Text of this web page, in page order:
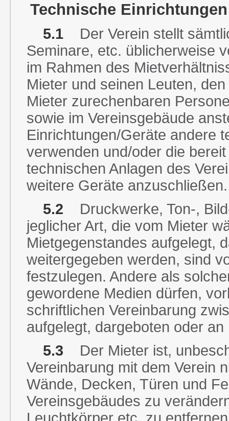
Technische
5.1
Der Verein stellt
Seminare, etc. üblicherweise
im Rahmen des
Mieter und seinen Leuten,
Mieter zurechenbaren
sowie im Vereinsgebäude
Einrichtungen/Geräte andere
verwenden und/oder die
technischen Anlagen des
weitere Geräte anzuschließen.
5.2
Druckwerke, Ton-,
jeglicher Art, die vom Mieter
Mietgegenstandes aufgelegt,
weitergegeben werden, sind
festzulegen. Andere als
gewordene Medien dürfen,
schriftlichen Vereinbarung
aufgelegt, dargeboten oder
5.3
Der Mieter ist,
Vereinbarung mit dem Verein
Wände, Decken, Türen und
Vereinsgebäudes zu